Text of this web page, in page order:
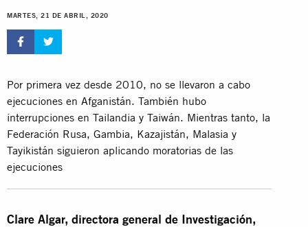
MARTES, 21 DE ABRIL, 2020
Por primera vez desde 2010, no se llevaron a cabo
ejecuciones en Afganistán. También hubo
interrupciones en Tailandia y Taiwán. Mientras tanto, la
Federación Rusa, Gambia, Kazajistán, Malasia y
Tayikistán siguieron aplicando moratorias de las
ejecuciones
Clare Algar, directora general de Investigación,